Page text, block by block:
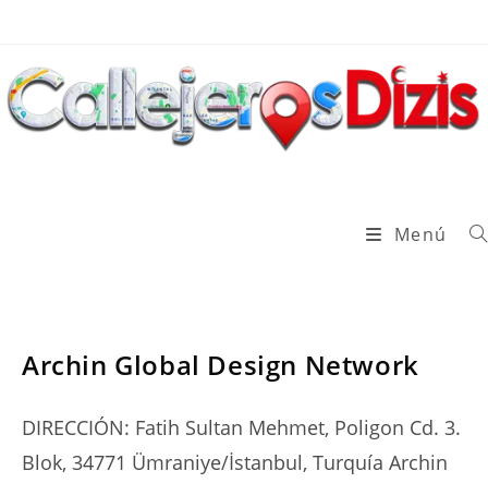
contenido
Menú
Archin Global Design Network
DIRECCIÓN: Fatih Sultan Mehmet, Poligon Cd. 3.
Blok, 34771 Ümraniye/İstanbul, Turquía Archin